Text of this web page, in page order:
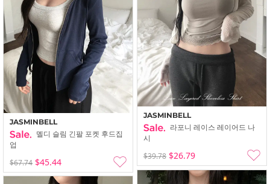
JASMINBELL
라포니 레이스 레이어드 나
시
$39.78 $26.79
JASMINBELL
멜디 슬림 긴팔 포켓 후드집
업
$67.74 $45.44